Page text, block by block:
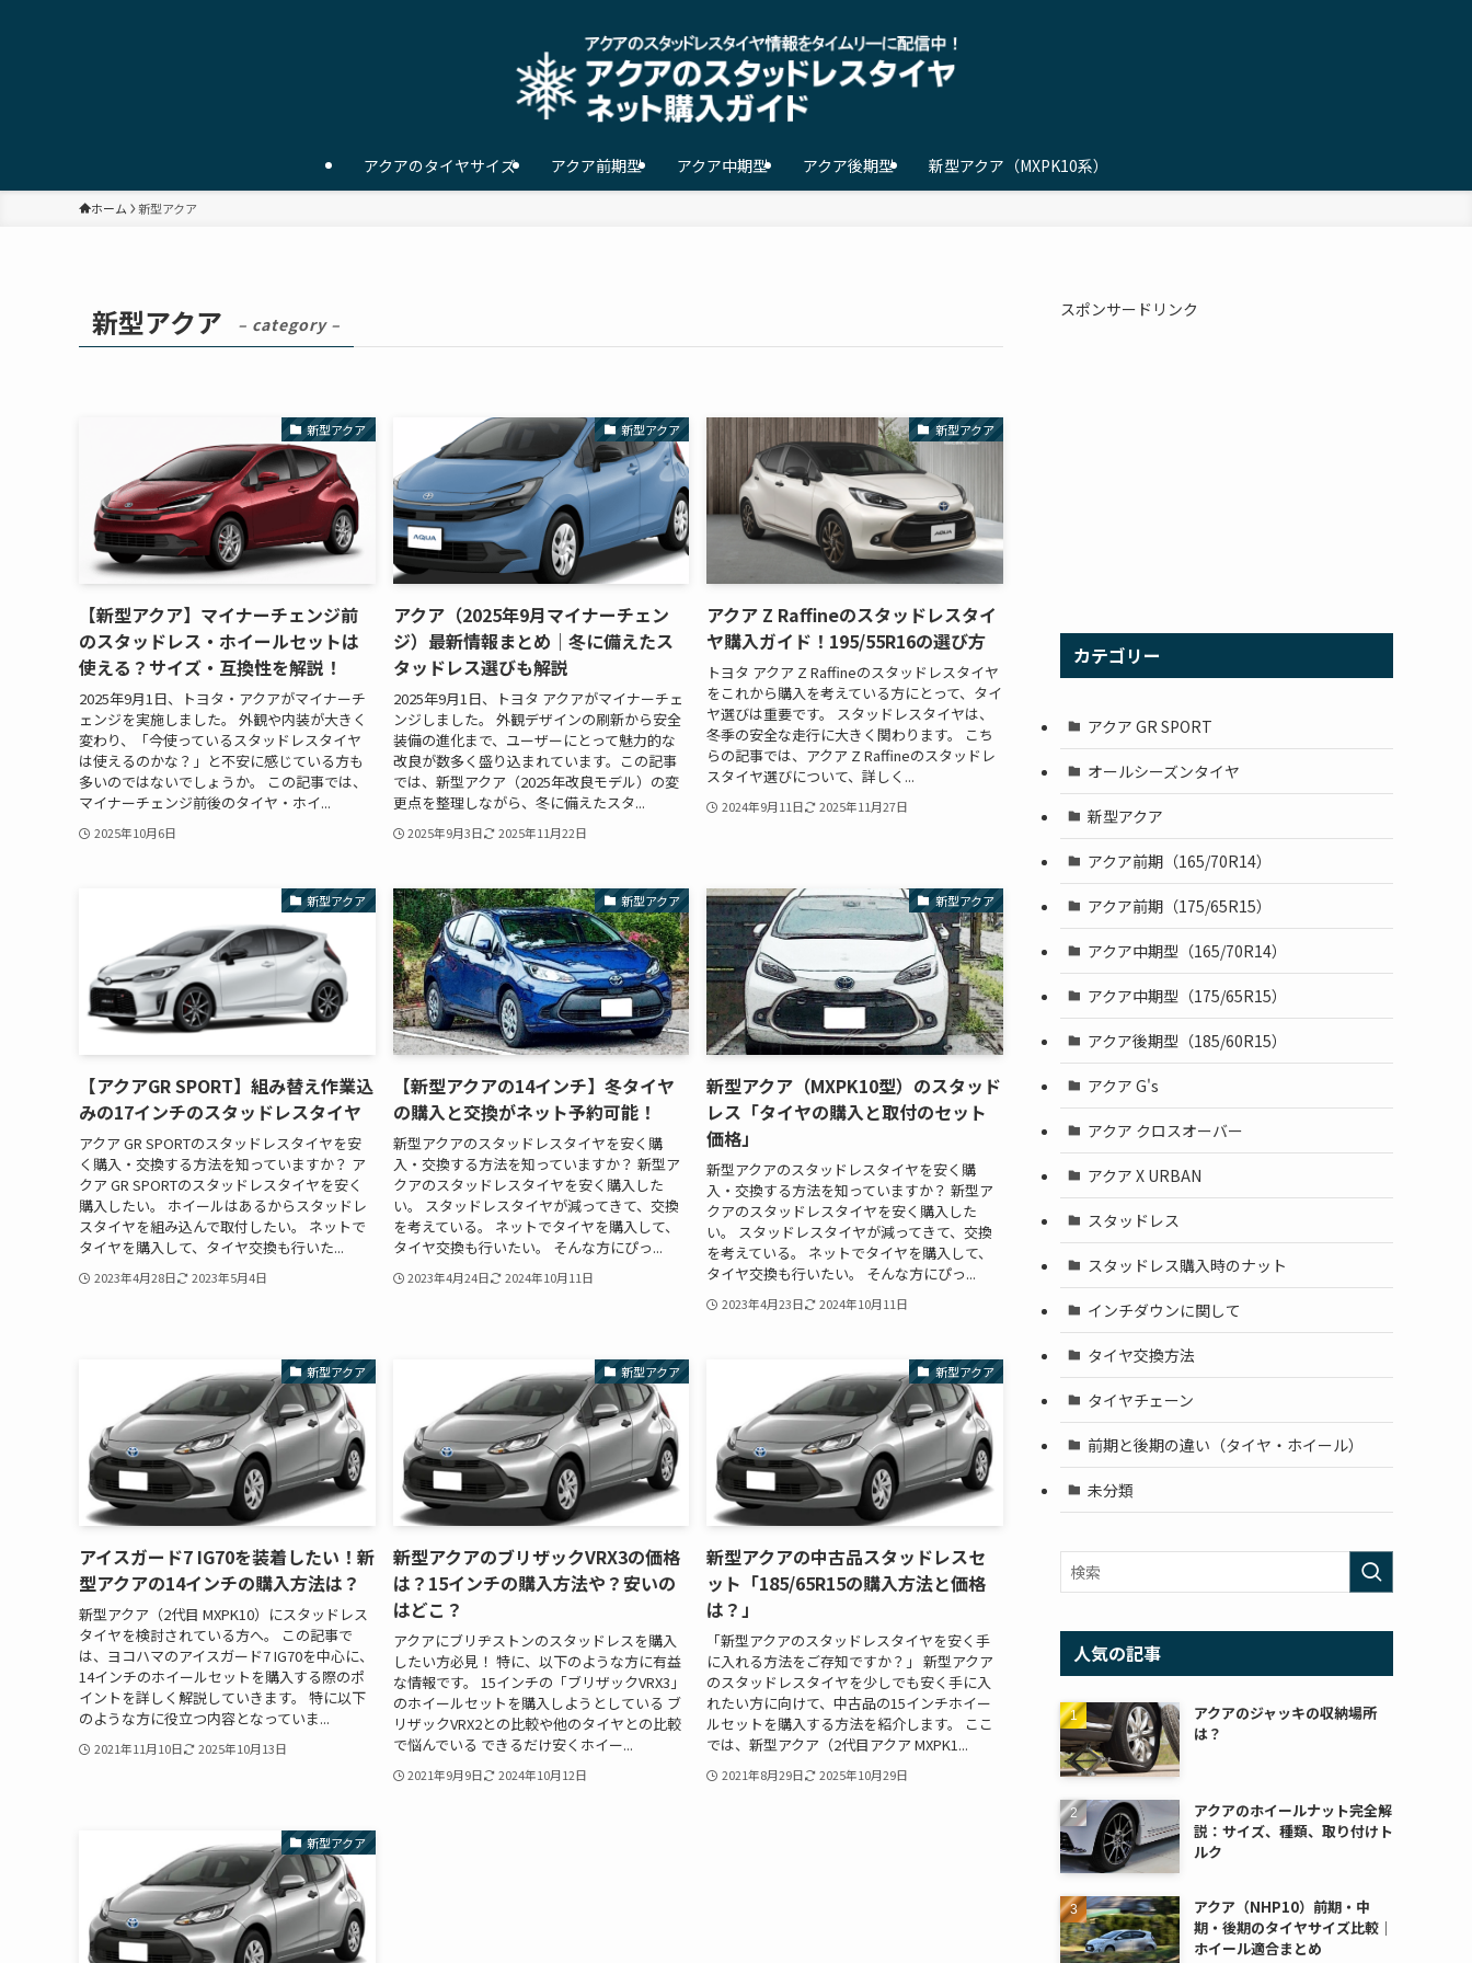
アクアのタイヤサイズ アクア前期型 アクア中期型 アクア後期型 新型アクア（MXPK10系）
ホーム 新型アクア
新型アクア – category –
新型アクア
【新型アクア】マイナーチェンジ前
のスタッドレス・ホイールセットは
使える？サイズ・互換性を解説！
2025年9月1日、トヨタ・アクアがマイナーチ
ェンジを実施しました。 外観や内装が大きく
変わり、「今使っているスタッドレスタイヤ
は使えるのかな？」と不安に感じている方も
多いのではないでしょうか。 この記事では、
マイナーチェンジ前後のタイヤ・ホイ...
2025年10月6日
新型アクア
アクア（2025年9月マイナーチェン
ジ）最新情報まとめ｜冬に備えたス
タッドレス選びも解説
2025年9月1日、トヨタ アクアがマイナーチェ
ンジしました。 外観デザインの刷新から安全
装備の進化まで、ユーザーにとって魅力的な
改良が数多く盛り込まれています。この記事
では、新型アクア（2025年改良モデル）の変
更点を整理しながら、冬に備えたスタ...
2025年9月3日 2025年11月22日
新型アクア
アクア Z Raffineのスタッドレスタイ
ヤ購入ガイド！195/55R16の選び方
トヨタ アクア Z Raffineのスタッドレスタイヤ
をこれから購入を考えている方にとって、タイ
ヤ選びは重要です。 スタッドレスタイヤは、
冬季の安全な走行に大きく関わります。 こち
らの記事では、アクア Z Raffineのスタッドレ
スタイヤ選びについて、詳しく...
2024年9月11日 2025年11月27日
新型アクア
【アクアGR SPORT】組み替え作業込
みの17インチのスタッドレスタイヤ
アクア GR SPORTのスタッドレスタイヤを安
く購入・交換する方法を知っていますか？ ア
クア GR SPORTのスタッドレスタイヤを安く
購入したい。 ホイールはあるからスタッドレ
スタイヤを組み込んで取付したい。 ネットで
タイヤを購入して、タイヤ交換も行いた...
2023年4月28日 2023年5月4日
新型アクア
【新型アクアの14インチ】冬タイヤ
の購入と交換がネット予約可能！
新型アクアのスタッドレスタイヤを安く購
入・交換する方法を知っていますか？ 新型ア
クアのスタッドレスタイヤを安く購入した
い。 スタッドレスタイヤが減ってきて、交換
を考えている。 ネットでタイヤを購入して、
タイヤ交換も行いたい。 そんな方にぴっ...
2023年4月24日 2024年10月11日
新型アクア
新型アクア（MXPK10型）のスタッド
レス「タイヤの購入と取付のセット
価格」
新型アクアのスタッドレスタイヤを安く購
入・交換する方法を知っていますか？ 新型ア
クアのスタッドレスタイヤを安く購入した
い。 スタッドレスタイヤが減ってきて、交換
を考えている。 ネットでタイヤを購入して、
タイヤ交換も行いたい。 そんな方にぴっ...
2023年4月23日 2024年10月11日
新型アクア
アイスガード7 IG70を装着したい！新
型アクアの14インチの購入方法は？
新型アクア（2代目 MXPK10）にスタッドレス
タイヤを検討されている方へ。 この記事で
は、ヨコハマのアイスガード7 IG70を中心に、
14インチのホイールセットを購入する際のポ
イントを詳しく解説していきます。 特に以下
のような方に役立つ内容となっていま...
2021年11月10日 2025年10月13日
新型アクア
新型アクアのブリザックVRX3の価格
は？15インチの購入方法や？安いの
はどこ？
アクアにブリヂストンのスタッドレスを購入
したい方必見！ 特に、以下のような方に有益
な情報です。 15インチの「ブリザックVRX3」
のホイールセットを購入しようとしている ブ
リザックVRX2との比較や他のタイヤとの比較
で悩んでいる できるだけ安くホイー...
2021年9月9日 2024年10月12日
新型アクア
新型アクアの中古品スタッドレスセ
ット「185/65R15の購入方法と価格
は？」
「新型アクアのスタッドレスタイヤを安く手
に入れる方法をご存知ですか？」 新型アクア
のスタッドレスタイヤを少しでも安く手に入
れたい方に向けて、中古品の15インチホイー
ルセットを購入する方法を紹介します。 ここ
では、新型アクア（2代目アクア MXPK1...
2021年8月29日 2025年10月29日
新型アクア
スポンサードリンク
カテゴリー
アクア GR SPORT
オールシーズンタイヤ
新型アクア
アクア前期（165/70R14）
アクア前期（175/65R15）
アクア中期型（165/70R14）
アクア中期型（175/65R15）
アクア後期型（185/60R15）
アクア G's
アクア クロスオーバー
アクア X URBAN
スタッドレス
スタッドレス購入時のナット
インチダウンに関して
タイヤ交換方法
タイヤチェーン
前期と後期の違い（タイヤ・ホイール）
未分類
人気の記事
アクアのジャッキの収納場所
は？
アクアのホイールナット完全解
説：サイズ、種類、取り付けト
ルク
アクア（NHP10）前期・中
期・後期のタイヤサイズ比較｜
ホイール適合まとめ